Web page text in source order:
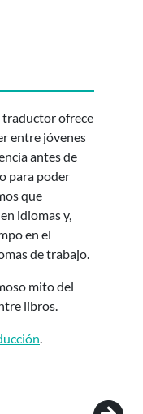
traductor ofrece
entre jóvenes
antes de
para poder
que
idiomas y,
en el
de trabajo.
mito del
libros.
.